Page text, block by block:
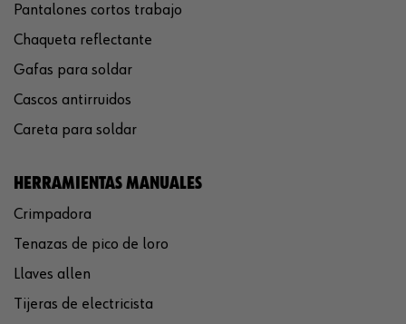
Pantalones cortos trabajo
Chaqueta reflectante
Gafas para soldar
Cascos antirruidos
Careta para soldar
HERRAMIENTAS MANUALES
Crimpadora
Tenazas de pico de loro
Llaves allen
Tijeras de electricista